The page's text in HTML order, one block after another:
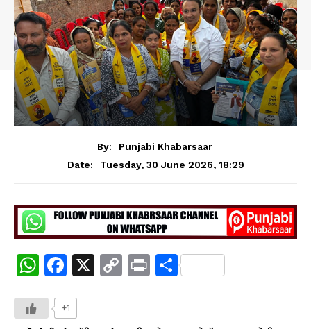
By:
Punjabi Khabarsaar
Date:
Tuesday, 30 June 2026, 18:29
W
at
F
c
X
C
Pr S
+1